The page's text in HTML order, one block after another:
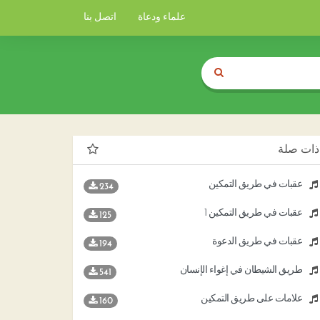
علماء ودعاة اتصل بنا
ذات صلة
عقبات في طريق التمكين 234
عقبات في طريق التمكين 1 125
عقبات في طريق الدعوة 194
طريق الشيطان في إغواء الإنسان 541
علامات على طريق التمكين 160